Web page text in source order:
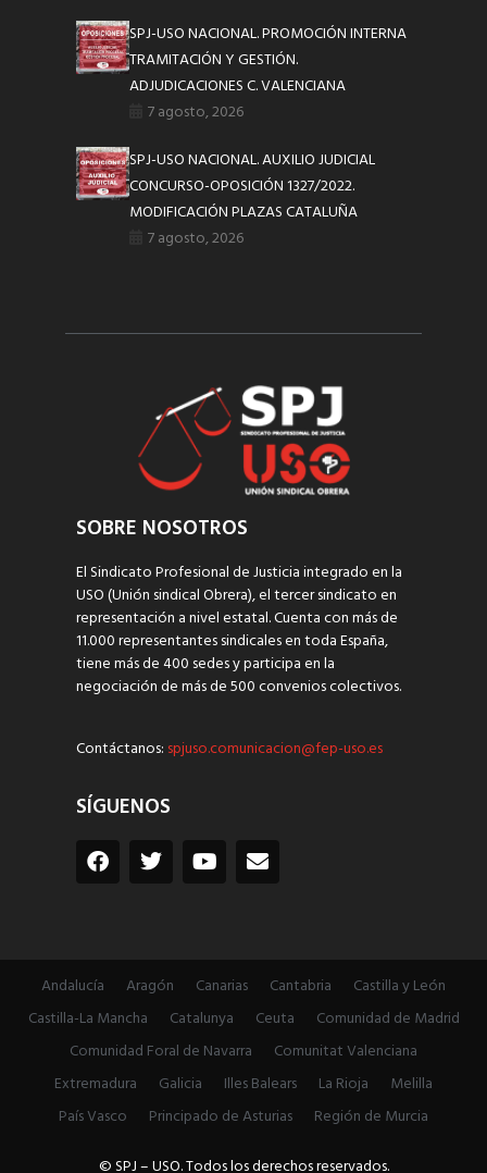
SPJ-USO NACIONAL. PROMOCIÓN INTERNA
TRAMITACIÓN Y GESTIÓN.
ADJUDICACIONES C. VALENCIANA
7 agosto, 2026
SPJ-USO NACIONAL. AUXILIO JUDICIAL
CONCURSO-OPOSICIÓN 1327/2022.
MODIFICACIÓN PLAZAS CATALUÑA
7 agosto, 2026
SOBRE NOSOTROS
El Sindicato Profesional de Justicia integrado en la
USO (Unión sindical Obrera), el tercer sindicato en
representación a nivel estatal. Cuenta con más de
11.000 representantes sindicales en toda España,
tiene más de 400 sedes y participa en la
negociación de más de 500 convenios colectivos.
Contáctanos: spjuso.comunicacion@fep-uso.es
SÍGUENOS
Andalucía Aragón Canarias Cantabria
Castilla y León
Castilla-La Mancha
Catalunya Ceuta
Comunidad de Madrid
Comunidad Foral de Navarra
Comunitat Valenciana
Extremadura
Galicia Illes Balears La Rioja
Melilla
País Vasco
Principado de Asturias
Región de Murcia
© SPJ – USO. Todos los derechos reservados.